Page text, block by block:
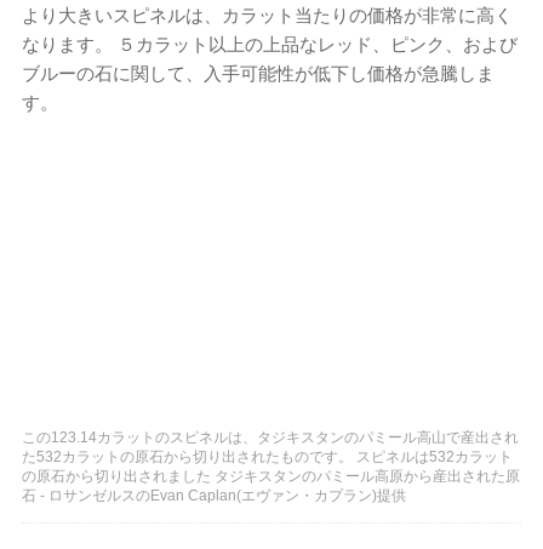
より大きいスピネルは、カラット当たりの価格が非常に高く
なります。 ５カラット以上の上品なレッド、ピンク、および
ブルーの石に関して、入手可能性が低下し価格が急騰しま
す。
この123.14カラットのスピネルは、タジキスタンのパミール高山で産出され
た532カラットの原石から切り出されたものです。 スピネルは532カラット
の原石から切り出されました タジキスタンのパミール高原から産出された原
石 - ロサンゼルスのEvan Caplan(エヴァン・カプラン)提供